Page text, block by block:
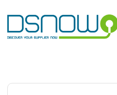
to
content